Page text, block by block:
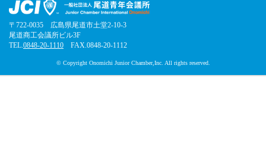
〒722-0035 広島県尾道市土堂2-10-3
尾道商工会議所ビル3F
TEL.0848-20-1110 FAX.0848-20-1112
© Copyright Onomichi Junior Chamber,Inc. All rights reserved.